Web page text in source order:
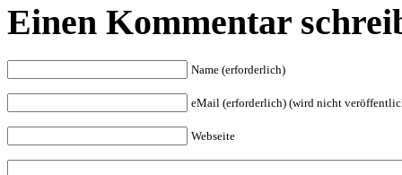
Einen Kommentar
Name (erforderlich)
eMail (erforderlich) (wird nicht
Webseite